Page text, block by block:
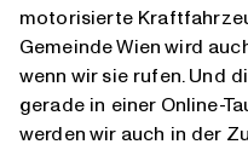
motorisierte
Gemeinde Wien wird
wenn wir sie rufen. Und
gerade in einer Online-
werden wir auch in der